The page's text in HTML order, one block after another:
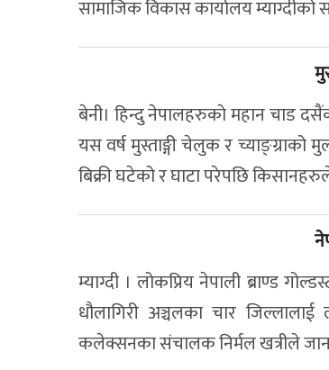
सामाजिक विकास कार्यालय
बेनी। हिन्दु नेपालहरुकाे महान चाड
यस वर्ष मुस्ताङ्गी चेलुक र
बिक्री घटेको र घाटा परेपछि
म्याग्दी । लोकप्रिय नेपाली ब्राण्ड
धौलागिरी अञ्चलका चार
कलेक्सनका संचालक निर्मल खत्रीले